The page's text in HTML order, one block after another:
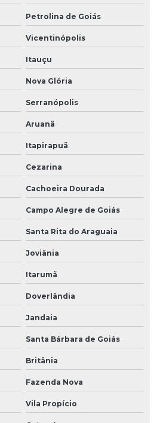
Petrolina de Goiás
Vicentinópolis
Itauçu
Nova Glória
Serranópolis
Aruanã
Itapirapuã
Cezarina
Cachoeira Dourada
Campo Alegre de Goiás
Santa Rita do Araguaia
Joviânia
Itarumã
Doverlândia
Jandaia
Santa Bárbara de Goiás
Britânia
Fazenda Nova
Vila Propício